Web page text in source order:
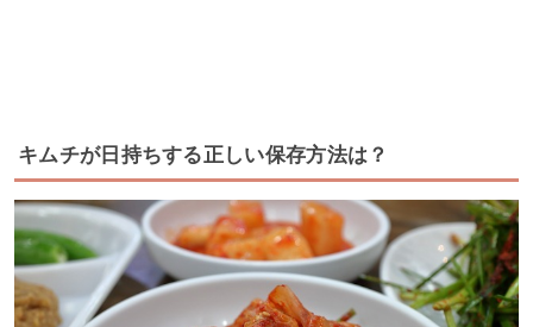
キムチが日持ちする正しい保存方法は？